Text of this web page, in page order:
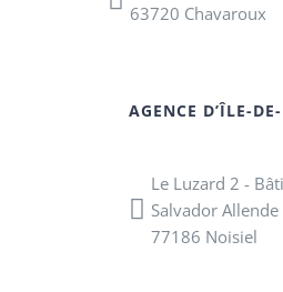
63720 Chavaroux
AGENCE D’ÎLE-
Le Luzard 2 -
Salvador Allende
77186 Noisiel